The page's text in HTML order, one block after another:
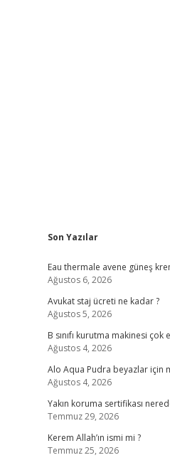
Sidebar
Son Yazılar
Eau thermale avene güneş
Ağustos 6, 2026
Avukat staj ücreti ne kadar ?
Ağustos 5, 2026
B sınıfı kurutma makinesi çok
Ağustos 4, 2026
Alo Aqua Pudra beyazlar için
Ağustos 4, 2026
Yakın koruma sertifikası
Temmuz 29, 2026
Kerem Allah’ın ismi mi ?
Temmuz 25, 2026